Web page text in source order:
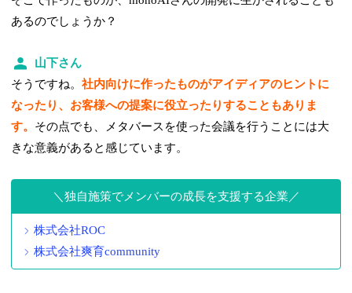
あるのでしょうか？
山下さん
そうですね。社内向けに作ったものがアイディアのヒントに
なったり、お客様への提案に役立ったりすることもありま
す。 その点でも、メタバースを使った会議を行うことには大
きな意義があると感じています。
独自施策でメンバーの成長を支援する企業
株式会社ROC
株式会社爽育community